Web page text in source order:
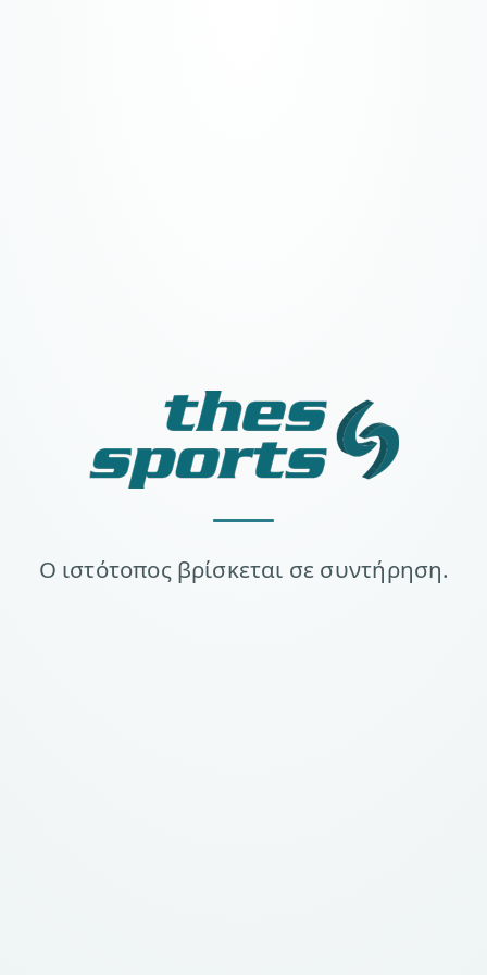
Ο ιστότοπος βρίσκεται σε συντήρηση.